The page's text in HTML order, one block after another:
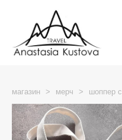
магазин > мерч > шоппер